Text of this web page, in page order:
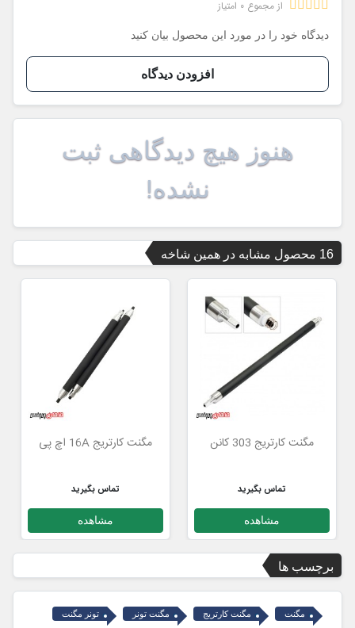
از مجموع 0 امتیاز
دیدگاه خود را در مورد این محصول بیان کنید
افزودن دیدگاه
هنوز هیچ دیدگاهی ثبت
نشده!
16 محصول مشابه در همین شاخه
مگنت کارتریج 303 کانن
تماس بگیرید
مشاهده
مگنت کارتریج 16A اچ پی
تماس بگیرید
مشاهده
برچسب ها
مگنت مگنت کارتریج مگنت تونر تونر مگنت